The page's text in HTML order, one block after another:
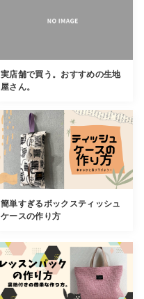
実店舗で買う。おすすめの生地
屋さん。
簡単すぎるボックスティッシュ
ケースの作り方